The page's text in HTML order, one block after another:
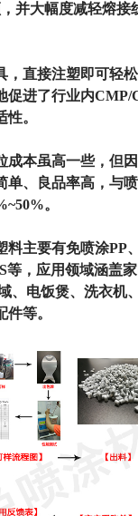
并大幅度减轻熔接
，直接注塑即可轻
促进了行业内CMP/
。
成本虽高一些，但
单、良品率高，与
。
料主要有免喷涂PP、
等，应用领域涵盖家
、电饭煲、洗衣机
件等。